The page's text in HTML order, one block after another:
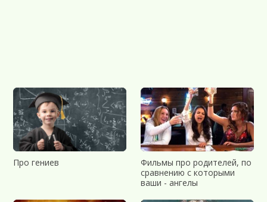
Про гениев
Фильмы про родителей, по
сравнению с которыми
ваши - ангелы